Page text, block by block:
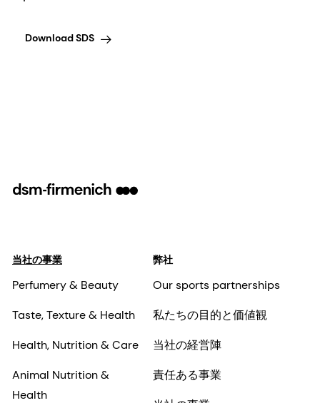
Download SDS
当社の事業
Perfumery & Beauty
Taste, Texture & Health
Health, Nutrition & Care
Animal Nutrition &
Health
弊社
Our sports partnerships
私たちの目的と価値観
当社の経営陣
責任ある事業